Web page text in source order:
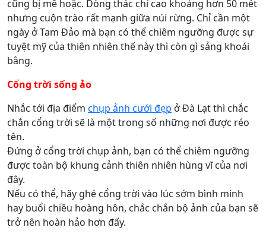
cũng bị mê hoặc. Dòng thác chỉ cao khoảng hơn 50 mét
nhưng cuộn trào rất mạnh giữa núi rừng. Chỉ cần một
ngày ở Tam Đảo mà bạn có thể chiêm ngưỡng được sự
tuyệt mỹ của thiên nhiên thế này thì còn gì sảng khoái
bằng.
Cổng trời sống ảo
Nhắc tới địa điểm chụp ảnh cưới đẹp ở Đà Lạt thì chắc
chắn cổng trời sẽ là một trong số những nơi được réo
tên.
Đứng ở cổng trời chụp ảnh, bạn có thể chiêm ngưỡng
được toàn bộ khung cảnh thiên nhiên hùng vĩ của nơi
đây.
Nếu có thể, hãy ghé cổng trời vào lúc sớm bình minh
hay buổi chiều hoàng hôn, chắc chắn bộ ảnh của bạn sẽ
trở nên hoàn hảo hơn đấy.